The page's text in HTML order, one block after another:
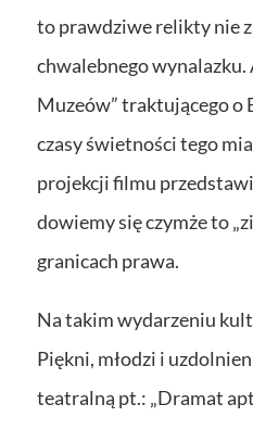
to prawdziwe relikty nie z
chwalebnego wynalazku.
Muzeów” traktującego o
czasy świetności tego
projekcji filmu
dowiemy się czymże to
granicach prawa.
Na takim wydarzeniu
Piękni, młodzi i
teatralną pt.: „Dramat